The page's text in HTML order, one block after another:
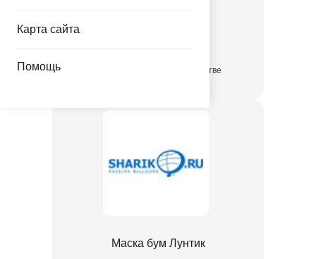
Карта сайта
Помощь в достаточном количестве
Маска бум Лунтик